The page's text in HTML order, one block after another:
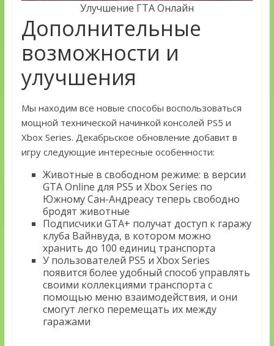
Улучшение ГТА Онлайн
Дополнительные
возможности и
улучшения
Мы находим все новые способы воспользоваться
мощной технической начинкой консолей PS5 и
Xbox Series. Декабрьское обновление добавит в
игру следующие интересные особенности:
Животные в свободном режиме: в версии
GTA Online для PS5 и Xbox Series по
Южному Сан-Андреасу теперь свободно
бродят животные
Подписчики GTA+ получат доступ к гаражу
клуба Вайнвуда, в котором можно
хранить до 100 единиц транспорта
У пользователей PS5 и Xbox Series
появится более удобный способ управлять
своими коллекциями транспорта с
помощью меню взаимодействия, и они
смогут легко перемещать их между
гаражами